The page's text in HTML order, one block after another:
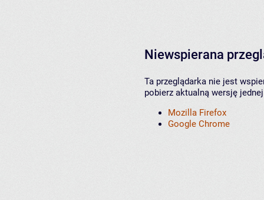
Niewspierana
Ta przeglądarka nie jest
pobierz aktualną wersję
Mozilla Firefox
Google Chrome